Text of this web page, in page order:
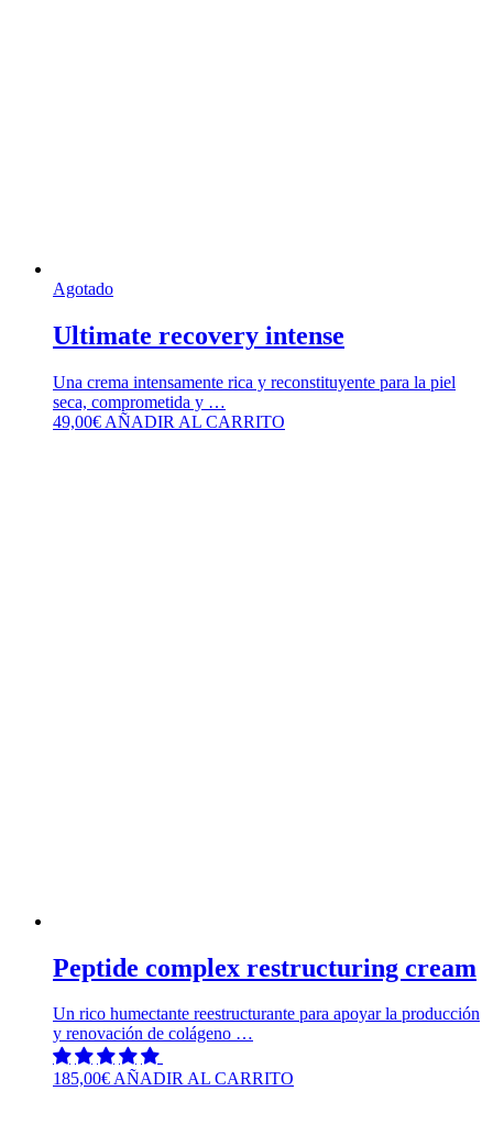
Agotado
Ultimate recovery intense
Una crema intensamente rica y reconstituyente para la piel
seca, comprometida y …
49,00€ AÑADIR AL CARRITO
Peptide complex restructuring cream
Un rico humectante reestructurante para apoyar la producción
y renovación de colágeno …
185,00€AÑADIR AL CARRITO